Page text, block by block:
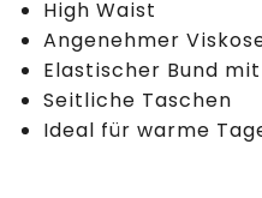
High Waist
Angenehmer
Elastischer Bund
Seitliche Taschen
Ideal für warme